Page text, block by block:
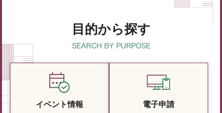
目的から探す
イベント情報 電子申請